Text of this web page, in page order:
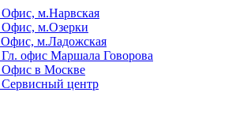
Офис, м.Нарвская
Офис, м.Озерки
Офис, м.Ладожская
Гл. офис Маршала Говорова
Офис в Москве
Сервисный центр